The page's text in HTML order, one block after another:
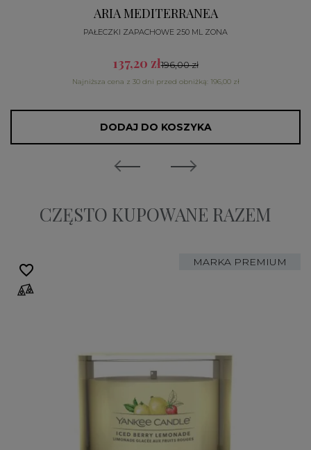
ARIA MEDITERRANEA
PAŁECZKI ZAPACHOWE 250 ML ZONA
137,20 zł196,00 zł
Najniższa cena z 30 dni przed obniżką: 196,00 zł
DODAJ DO KOSZYKA
CZĘSTO KUPOWANE RAZEM
MARKA PREMIUM
favorite_border